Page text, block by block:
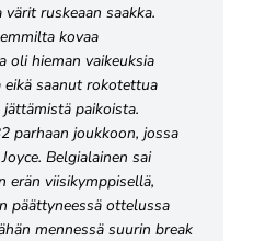
ruskeaan saakka.
kovaa
oli hieman vaikeuksia
saanut rokotettua
paikoista.
parhaan joukkoon, jossa
Belgialainen sai
erän viisikymppisellä,
päättyneessä ottelussa
mennessä suurin break